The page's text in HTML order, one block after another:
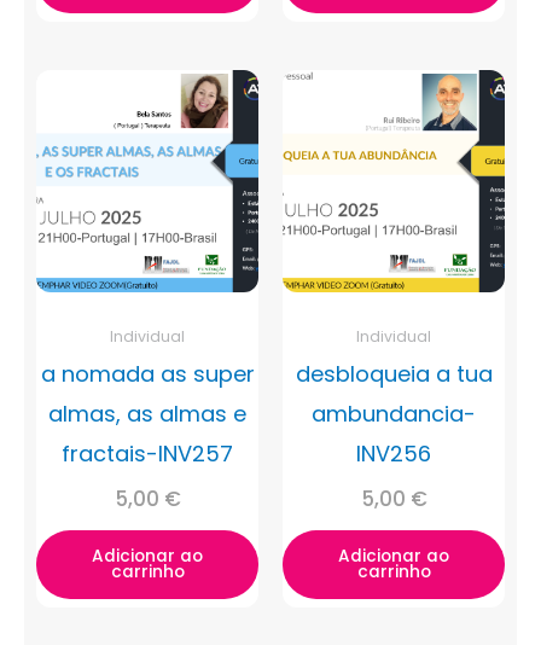
Individual
a nomada as super
almas, as almas e
fractais-INV257
5,00 €
Adicionar ao
carrinho
Individual
desbloqueia a tua
ambundancia-
INV256
5,00 €
Adicionar ao
carrinho